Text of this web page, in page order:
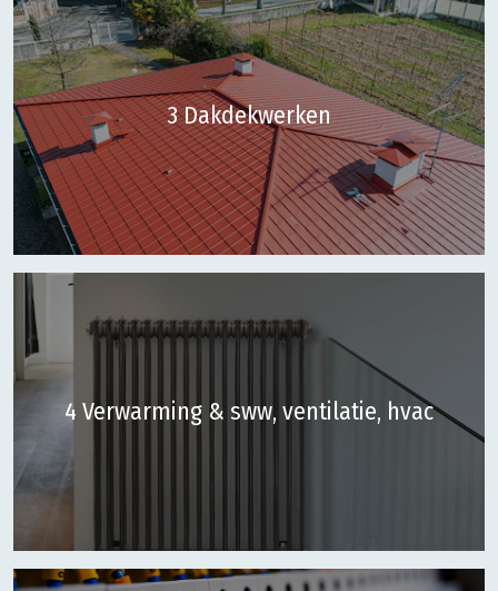
3 Dakdekwerken
4 Verwarming & sww, ventilatie, hvac